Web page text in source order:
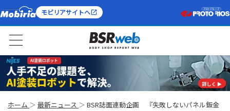
モビリアサイトへ
ホーム 最新ニュース
BSR誌面連動企画 『失敗しないパネル鈑金